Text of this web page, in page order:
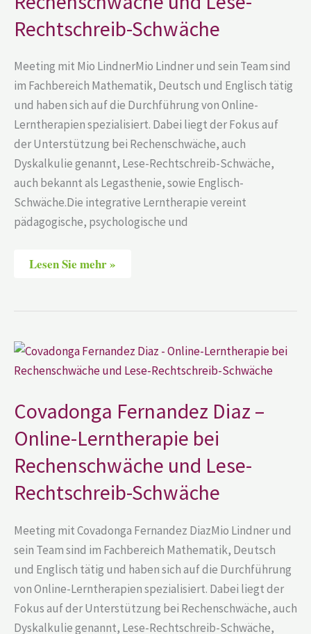
Rechtschreib-Schwäche
Meeting mit Mio LindnerMio Lindner und sein Team sind
im Fachbereich Mathematik, Deutsch und Englisch tätig
und haben sich auf die Durchführung von Online-
Lerntherapien spezialisiert. Dabei liegt der Fokus auf
der Unterstützung bei Rechenschwäche, auch
Dyskalkulie genannt, Lese-Rechtschreib-Schwäche,
auch bekannt als Legasthenie, sowie Englisch-
Schwäche.Die integrative Lerntherapie vereint
pädagogische, psychologische und
Lesen Sie mehr »
Covadonga Fernandez Diaz –
Online-Lerntherapie bei
Rechenschwäche und Lese-
Rechtschreib-Schwäche
Meeting mit Covadonga Fernandez DiazMio Lindner und
sein Team sind im Fachbereich Mathematik, Deutsch
und Englisch tätig und haben sich auf die Durchführung
von Online-Lerntherapien spezialisiert. Dabei liegt der
Fokus auf der Unterstützung bei Rechenschwäche, auch
Dyskalkulie genannt, Lese-Rechtschreib-Schwäche,
Covadonga
Fernandez
Diaz
Lerntherapie
bei
Rechenschwäche
und
Rechtschreib-
Schwäche